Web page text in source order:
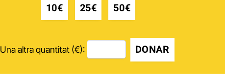
10€ 25€ 50€
Una altra quantitat (€): DONAR